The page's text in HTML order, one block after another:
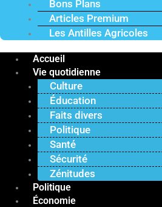
Bons Plans
Articles Premium
Les Antilles Agricoles
Accueil
Vie quotidienne
Culture
Éducation
Faits divers
Politique
Santé
Sécurité
Zénitudes
Politique
Économie